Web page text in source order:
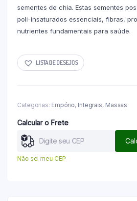
sementes de chia. Estas sementes
poli-insaturados essenciais, fibras,
nutrientes fundamentais para saúde.
LISTA DE DESEJOS
Categorias: Empório, Integrais, Massas
Calcular o Frete
Não sei meu CEP